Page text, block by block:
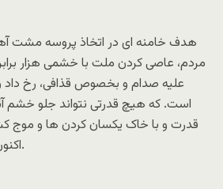
مردم، عاصی کردن ملت با خشمی هزار
علیه صدام و بخصوص قذافی، رخ داد
است. که هیچ قدرتی نتواند جلو خشم
قدرت و با خاک یکسان کردن ها و موج
اکنون نشانه گرفته اند، بگیرد.